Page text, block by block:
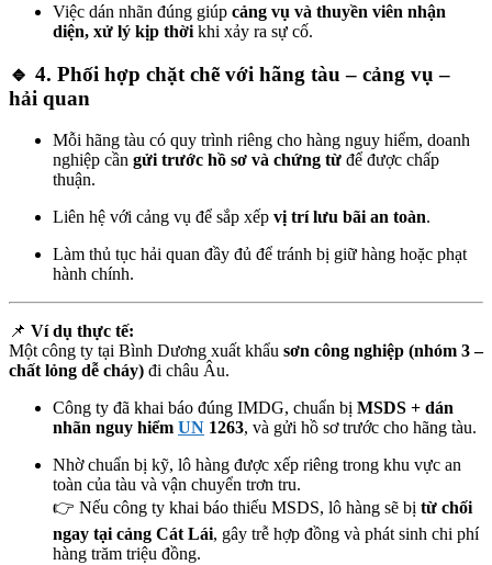
Việc dán nhãn đúng giúp cảng vụ và thuyền viên nhận
diện, xử lý kịp thời khi xảy ra sự cố.
🔹 4. Phối hợp chặt chẽ với hãng tàu – cảng vụ –
hải quan
Mỗi hãng tàu có quy trình riêng cho hàng nguy hiểm, doanh
nghiệp cần gửi trước hồ sơ và chứng từ để được chấp
thuận.
Liên hệ với cảng vụ để sắp xếp vị trí lưu bãi an toàn.
Làm thủ tục hải quan đầy đủ để tránh bị giữ hàng hoặc phạt
hành chính.
📌 Ví dụ thực tế:
Một công ty tại Bình Dương xuất khẩu sơn công nghiệp (nhóm 3 –
chất lỏng dễ cháy) đi châu Âu.
Công ty đã khai báo đúng IMDG, chuẩn bị MSDS + dán
nhãn nguy hiểm UN 1263, và gửi hồ sơ trước cho hãng tàu.
Nhờ chuẩn bị kỹ, lô hàng được xếp riêng trong khu vực an
toàn của tàu và vận chuyển trơn tru.
👉 Nếu công ty khai báo thiếu MSDS, lô hàng sẽ bị từ chối
ngay tại cảng Cát Lái, gây trễ hợp đồng và phát sinh chi phí
hàng trăm triệu đồng.